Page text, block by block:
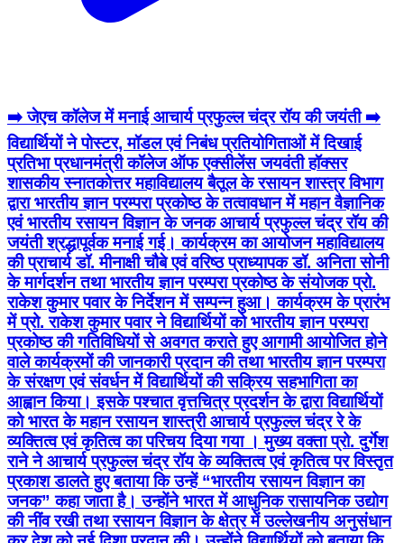
➡️ जेएच कॉलेज में मनाई आचार्य प्रफुल्ल चंद्र रॉय की जयंती ➡️
विद्यार्थियों ने पोस्टर, मॉडल एवं निबंध प्रतियोगिताओं में दिखाई
प्रतिभा प्रधानमंत्री कॉलेज ऑफ एक्सीलेंस जयवंती हॉक्सर
शासकीय स्नातकोत्तर महाविद्यालय बैतूल के रसायन शास्त्र विभाग
द्वारा भारतीय ज्ञान परम्परा प्रकोष्ठ के तत्वावधान में महान वैज्ञानिक
एवं भारतीय रसायन विज्ञान के जनक आचार्य प्रफुल्ल चंद्र रॉय की
जयंती श्रद्धापूर्वक मनाई गई। कार्यक्रम का आयोजन महाविद्यालय
की प्राचार्य डॉ. मीनाक्षी चौबे एवं वरिष्ठ प्राध्यापक डॉ. अनिता सोनी
के मार्गदर्शन तथा भारतीय ज्ञान परम्परा प्रकोष्ठ के संयोजक प्रो.
राकेश कुमार पवार के निर्देशन में सम्पन्न हुआ। कार्यक्रम के प्रारंभ
में प्रो. राकेश कुमार पवार ने विद्यार्थियों को भारतीय ज्ञान परम्परा
प्रकोष्ठ की गतिविधियों से अवगत कराते हुए आगामी आयोजित होने
वाले कार्यक्रमों की जानकारी प्रदान की तथा भारतीय ज्ञान परम्परा
के संरक्षण एवं संवर्धन में विद्यार्थियों की सक्रिय सहभागिता का
आह्वान किया। इसके पश्चात वृत्तचित्र प्रदर्शन के द्वारा विद्यार्थियों
को भारत के महान रसायन शास्त्री आचार्य प्रफुल्ल चंद्र रे के
व्यक्तित्व एवं कृतित्व का परिचय दिया गया । मुख्य वक्ता प्रो. दुर्गेश
राने ने आचार्य प्रफुल्ल चंद्र रॉय के व्यक्तित्व एवं कृतित्व पर विस्तृत
प्रकाश डालते हुए बताया कि उन्हें “भारतीय रसायन विज्ञान का
जनक” कहा जाता है। उन्होंने भारत में आधुनिक रासायनिक उद्योग
की नींव रखी तथा रसायन विज्ञान के क्षेत्र में उल्लेखनीय अनुसंधान